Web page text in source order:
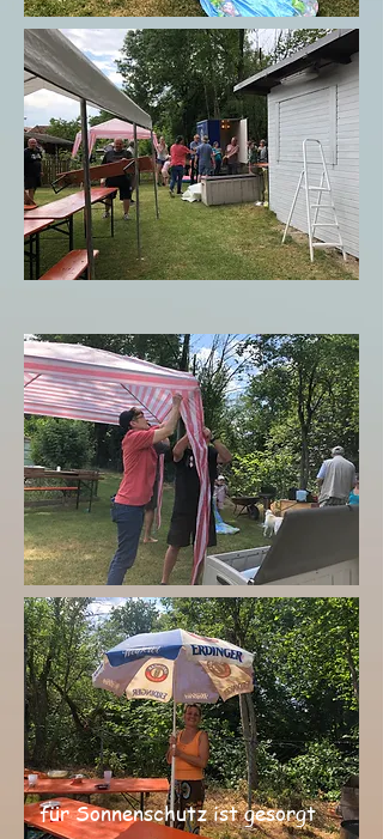
bei den Vorbereitungen
bald geschafft
für Sonnenschutz ist gesorgt